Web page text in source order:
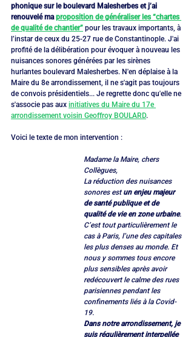
phonique sur le boulevard Malesherbes et j’ai
renouvelé ma proposition de généraliser les “chartes
de qualité de chantier” pour les travaux importants, à
l’instar de ceux du 25-27 rue de Constantinople. J'ai
profité de la délibération pour évoquer à nouveau les
nuisances sonores générées par les sirènes
hurlantes boulevard Malesherbes. N'en déplaise à la
Maire du 8e arrondissement, il ne s'agit pas toujours
de convois présidentiels... Je regrette donc qu'elle ne
s'associe pas aux initiatives du Maire du 17e
arrondissement voisin Geoffroy BOULARD.
Voici le texte de mon intervention :
Madame la Maire, chers
Collègues,
La réduction des nuisances
sonores est un enjeu majeur
de santé publique et de
qualité de vie en zone urbaine.
C’est tout particulièrement le
cas à Paris, l’une des capitales
les plus denses au monde. Et
nous y sommes tous encore
plus sensibles après avoir
redécouvert le calme des rues
parisiennes pendant les
confinements liés à la Covid-
19.
Dans notre arrondissement, je
suis régulièrement interpellée